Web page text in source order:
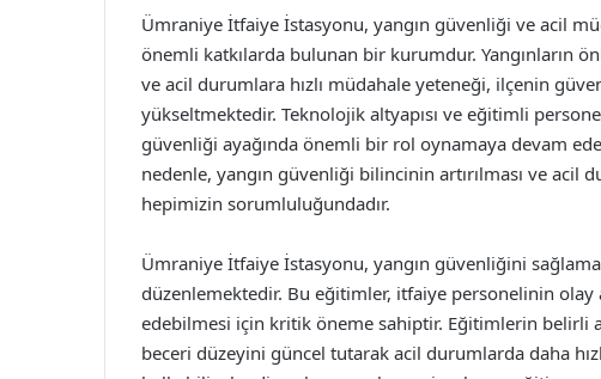
Ümraniye İtfaiye İstasyonu, yangın güvenliği ve acil
önemli katkılarda bulunan bir kurumdur. Yangınların
ve acil durumlara hızlı müdahale yeteneği, ilçenin
yükseltmektedir. Teknolojik altyapısı ve eğitimli
güvenliği ayağında önemli bir rol oynamaya devam
nedenle, yangın güvenliği bilincinin artırılması ve
hepimizin sorumluluğundadır.
Ümraniye İtfaiye İstasyonu, yangın güvenliğini
düzenlemektedir. Bu eğitimler, itfaiye personelinin
edebilmesi için kritik öneme sahiptir. Eğitimlerin belirli
beceri düzeyini güncel tutarak acil durumlarda daha